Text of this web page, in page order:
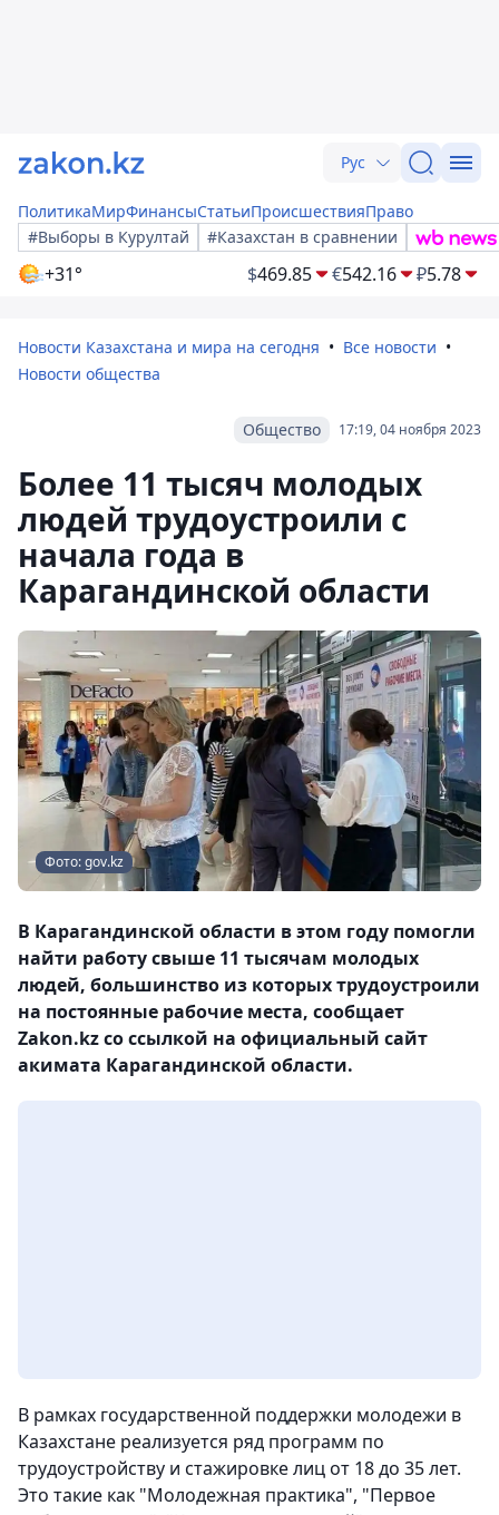
Рус
ПолитикаМирФинансыСтатьиПроисшествияПраво
#Выборы в Курултай
#Казахстан в сравнении
+31° $469.85 €542.16 ₽5.78
Новости Казахстана и мира на сегодня
Все новости
Новости общества
17:19, 04 ноября 2023
Общество
Более 11 тысяч молодых
людей трудоустроили с
начала года в
Карагандинской области
Фото: gov.kz
В Карагандинской области в этом году помогли
найти работу свыше 11 тысячам молодых
людей, большинство из которых трудоустроили
на постоянные рабочие места, сообщает
Zakon.kz со ссылкой на официальный сайт
акимата Карагандинской области.
В рамках государственной поддержки молодежи в
Казахстане реализуется ряд программ по
трудоустройству и стажировке лиц от 18 до 35 лет.
Это такие как "Молодежная практика", "Первое